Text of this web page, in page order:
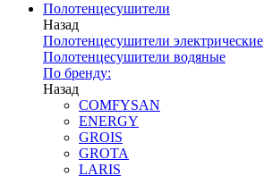
Полотенцесушители
Назад
Полотенцесушители электрические
Полотенцесушители водяные
По бренду:
Назад
COMFYSAN
ENERGY
GROIS
GROTA
LARIS